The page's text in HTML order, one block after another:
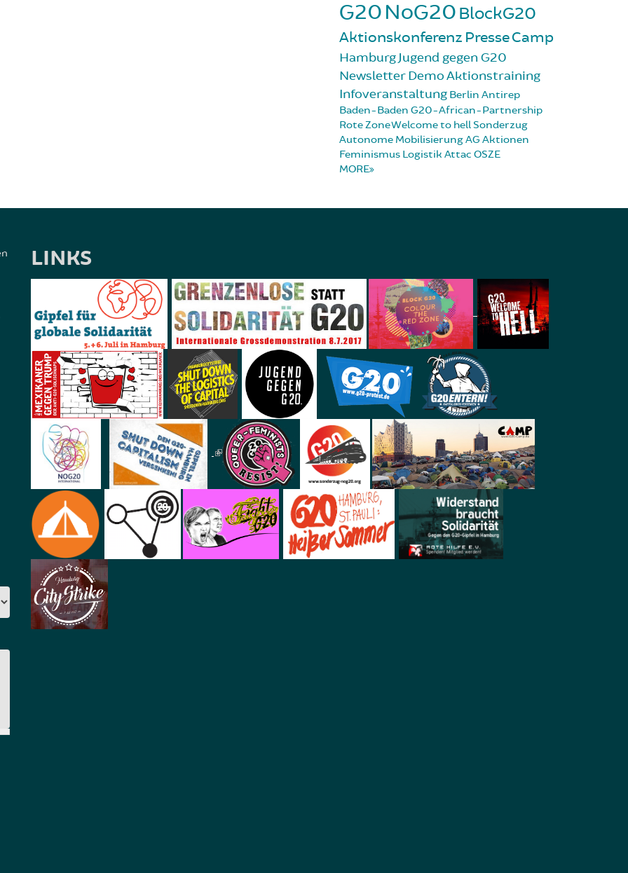
G20NoG20 BlockG20
Aktionskonferenz PresseCamp
HamburgJugend gegen G20
NewsletterDemoAktionstraining
Infoveranstaltung Berlin Antirep
Baden-Baden G20-African-Partnership
Rote ZoneWelcome to hellSonderzug
Autonome MobilisierungAG Aktionen
Feminismus Logistik Attac OSZE
MORE
LINKS